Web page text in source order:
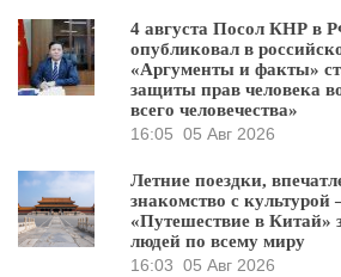
4 августа Посол КНР в
опубликовал в
«Аргументы и факты»
защиты прав человека
всего человечества»
16:05 05 Авг 2026
Летние поездки,
знакомство с культурой
«Путешествие в Китай»
людей по всему миру
16:03 05 Авг 2026